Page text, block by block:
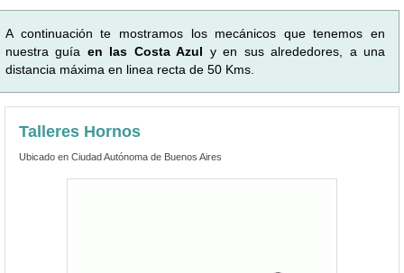
A continuación te mostramos los mecánicos que tenemos en
nuestra guía en las Costa Azul y en sus alrededores, a una
distancia máxima en linea recta de 50 Kms.
Talleres Hornos
Ubicado en Ciudad Autónoma de Buenos Aires